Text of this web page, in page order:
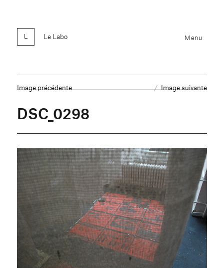
Le Labo Menu
Image précédente Image suivante
DSC_0298